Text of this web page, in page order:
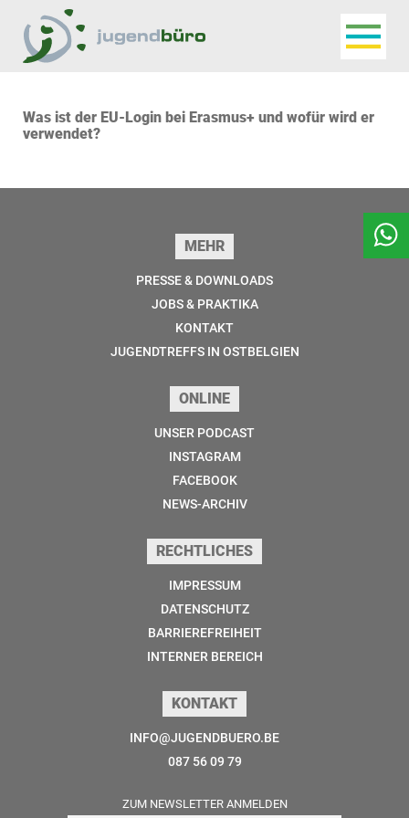
Was ist der EU-Login bei Erasmus+ und wofür wird er
verwendet?
MEHR
PRESSE & DOWNLOADS
JOBS & PRAKTIKA
KONTAKT
JUGENDTREFFS IN OSTBELGIEN
ONLINE
UNSER PODCAST
INSTAGRAM
FACEBOOK
NEWS-ARCHIV
RECHTLICHES
IMPRESSUM
DATENSCHUTZ
BARRIEREFREIHEIT
INTERNER BEREICH
KONTAKT
INFO@JUGENDBUERO.BE
087 56 09 79
ZUM NEWSLETTER ANMELDEN